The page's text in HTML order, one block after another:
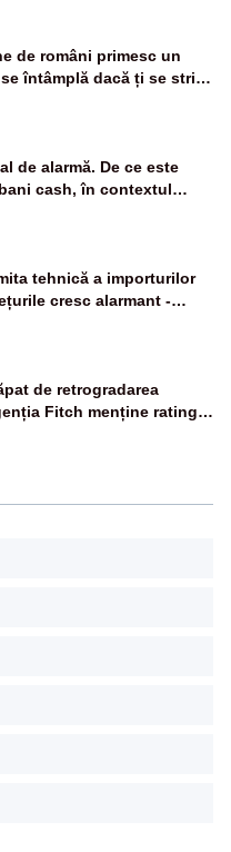
de români primesc un
întâmplă dacă ți se strică
de alarmă. De ce este
cash, în contextul
tehnică a importurilor
cresc alarmant -
Plus
de retrogradarea
Fitch menține ratingul
negativă